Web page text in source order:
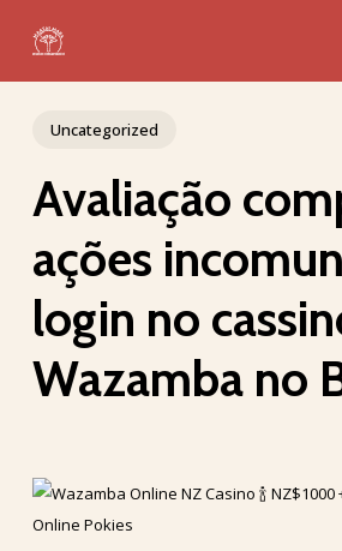
main
Uncategorized
Avaliação
ações
login no
Wazamba no